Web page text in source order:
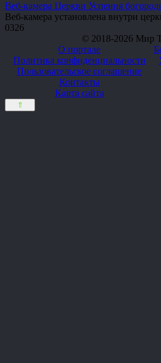
Веб-камера Церкви Успения
Веб-камера установлена внутри
0326
© 2018-2026 Мир
О портале
Политика конфиденциальности
Пользовательское соглашение
Контакты
Карта сайта